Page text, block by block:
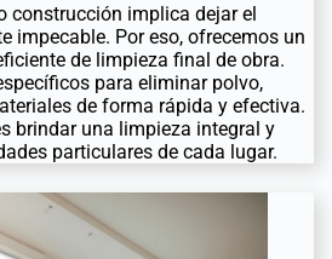
construcción implica dejar el
impecable. Por eso, ofrecemos un
de limpieza final de obra.
para eliminar polvo,
de forma rápida y efectiva.
brindar una limpieza integral y
particulares de cada lugar.